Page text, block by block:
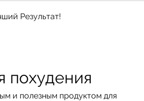
Результат!
похудения
и полезным продуктом для